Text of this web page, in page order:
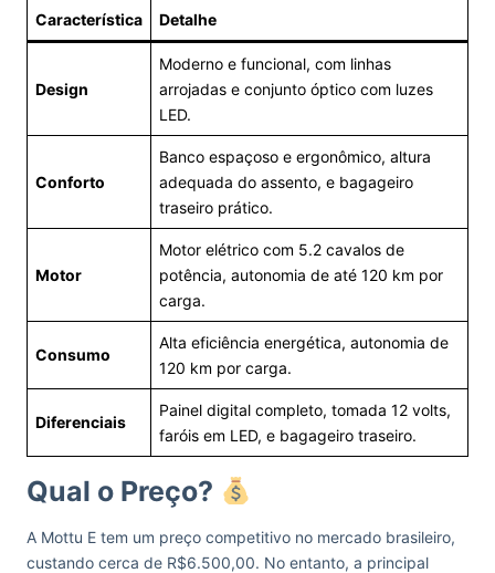
Característica Detalhe
Design
Moderno e funcional, com linhas
arrojadas e conjunto óptico com luzes
LED.
Conforto
Banco espaçoso e ergonômico, altura
adequada do assento, e bagageiro
traseiro prático.
Motor
Motor elétrico com 5.2 cavalos de
potência, autonomia de até 120 km por
carga.
Consumo
Alta eficiência energética, autonomia de
120 km por carga.
Diferenciais
Painel digital completo, tomada 12 volts,
faróis em LED, e bagageiro traseiro.
Qual o Preço?
A Mottu E tem um preço competitivo no mercado brasileiro,
custando cerca de R$6.500,00. No entanto, a principal